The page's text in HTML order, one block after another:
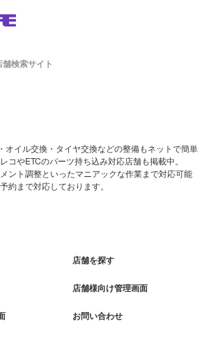
検索サイト
オイル交換・タイヤ交換などの整備もネットで簡単
コやETCのパーツ持ち込み対応店舗も掲載中。
ント調整といったマニアックな作業まで対応可能
約まで対応しております。
店舗を探す
店舗様向け管理画面
お問い合わせ